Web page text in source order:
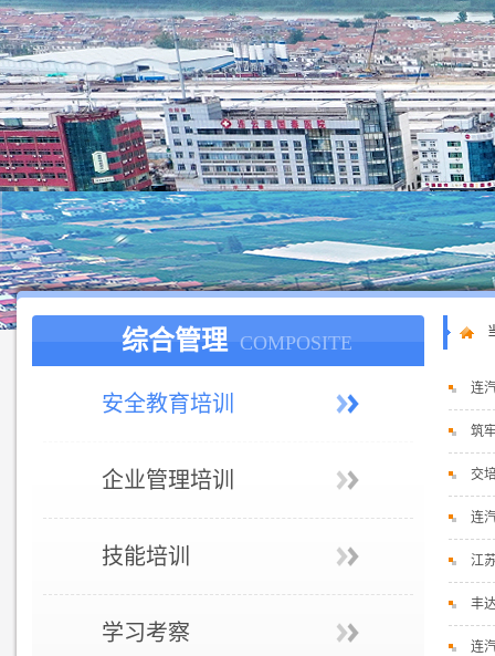
综合管理 COMPOSITE
安全教育培训
企业管理培训
技能培训
学习考察
连
筑
交
连
江
丰
连